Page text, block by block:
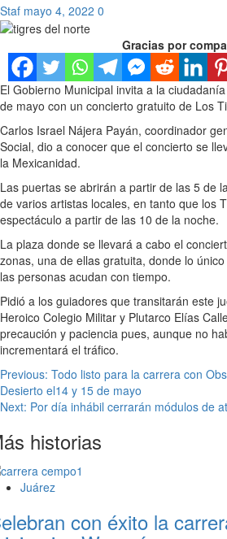
Staf mayo 4, 2022 0
Gracias por
El Gobierno Municipal invita a la
de mayo con un concierto gratuito de Los
Carlos Israel Nájera Payán, coordinador
Social, dio a conocer que el concierto se
la Mexicanidad.
Las puertas se abrirán a partir de las 5 de
de varios artistas locales, en tanto que los
espectáculo a partir de las 10 de la noche.
La plaza donde se llevará a cabo el
zonas, una de ellas gratuita, donde lo
las personas acudan con tiempo.
Pidió a los guiadores que transitarán este
Heroico Colegio Militar y Plutarco Elías
precaución y paciencia pues, aunque no
incrementará el tráfico.
Navegación
de
entradas
Previous: Todo listo para la carrera con
Desierto el14 y 15 de mayo
Next: Por día inhábil cerrarán módulos de
historias
Juárez
con éxito la